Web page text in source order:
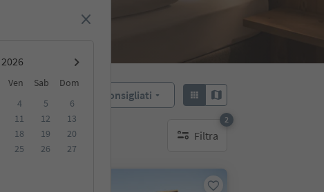
Ven Sab
Dom
4 5
6
11 12
13
18 19
20
25 26
27
Consigliati
Filtra
2
filtri attivi